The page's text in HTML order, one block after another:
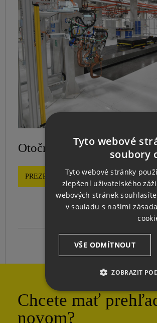
Otočný vozík pre
PREZRIEŤ SPOLUPRÁCU
Chcete mať
novom?
Tyto webové
soubory
Tyto webové stránky
zlepšení uživatelského
webových stránek
v souladu s našimi
VŠE ODMÍTNOUT
ZOBRAZIT